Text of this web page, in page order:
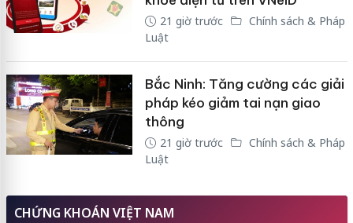
21 giờ trước
Chính sách & Pháp
Luật
Bắc Ninh: Tăng cường các giải
pháp kéo giảm tai nạn giao
thông
21 giờ trước
Chính sách & Pháp
Luật
CHỨNG KHOÁN VIỆT NAM